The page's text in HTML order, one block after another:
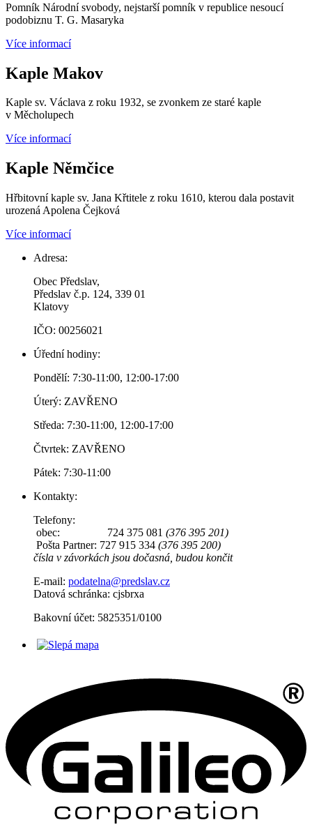
Pomník Národní svobody, nejstarší pomník v republice nesoucí
podobiznu T. G. Masaryka
Více informací
Kaple Makov
Kaple sv. Václava z roku 1932, se zvonkem ze staré kaple
v Měcholupech
Více informací
Kaple Němčice
Hřbitovní kaple sv. Jana Křtitele z roku 1610, kterou dala postavit
urozená Apolena Čejková
Více informací
Adresa:
Obec Předslav,
Předslav č.p. 124, 339 01
Klatovy
IČO: 00256021
Úřední hodiny:
Pondělí: 7:30-11:00, 12:00-17:00
Úterý: ZAVŘENO
Středa: 7:30-11:00, 12:00-17:00
Čtvrtek: ZAVŘENO
Pátek: 7:30-11:00
Kontakty:
Telefony:
obec: 724 375 081 (376 395 201)
Pošta Partner: 727 915 334 (376 395 200)
čísla v závorkách jsou dočasná, budou končit
E-mail: podatelna@predslav.cz
Datová schránka: cjsbrxa
Bakovní účet: 5825351/0100